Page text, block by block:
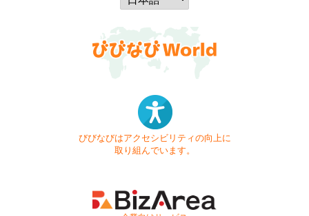
びびなびはアクセシビリティの向上に
取り組んでいます。